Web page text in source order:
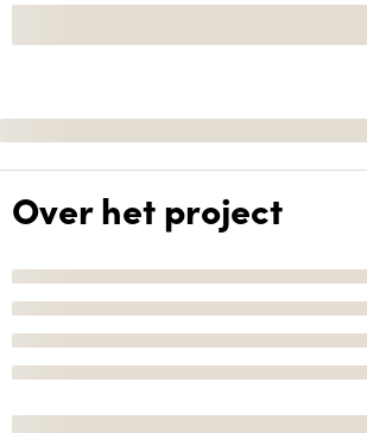
Over het project